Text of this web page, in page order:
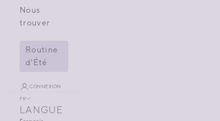
Nous
trouver
Routine
d'Été
CONNEXION
FR
LANGUE